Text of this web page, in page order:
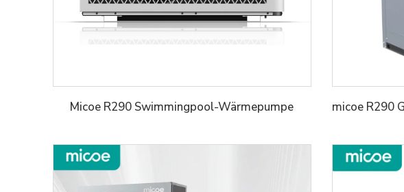
Micoe R290 Swimmingpool-Wärmepumpe